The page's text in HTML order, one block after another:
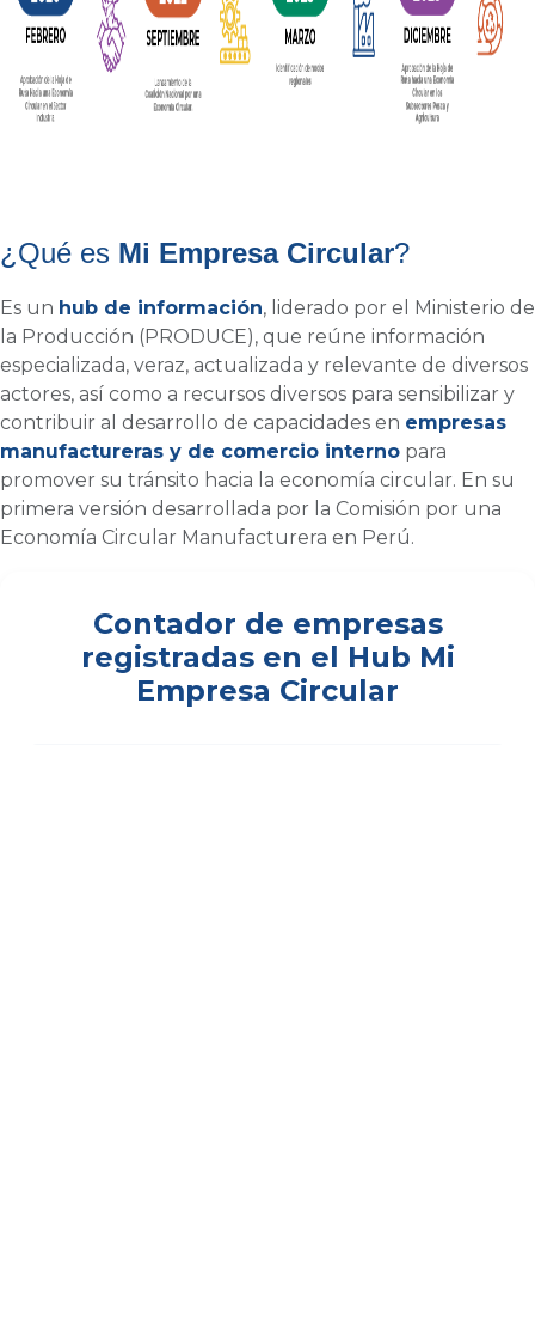
¿Qué es Mi Empresa Circular?
Es un hub de información, liderado por el Ministerio de
la Producción (PRODUCE), que reúne información
especializada, veraz, actualizada y relevante de diversos
actores, así como a recursos diversos para sensibilizar y
contribuir al desarrollo de capacidades en empresas
manufactureras y de comercio interno para
promover su tránsito hacia la economía circular. En su
primera versión desarrollada por la Comisión por una
Economía Circular Manufacturera en Perú.
Contador de empresas
registradas en el Hub Mi
Empresa Circular